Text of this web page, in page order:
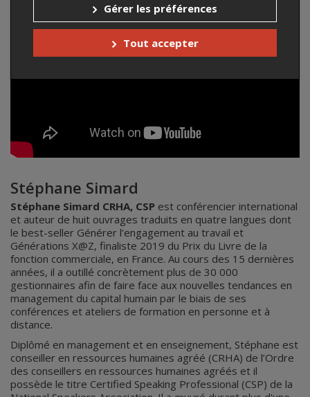
Stéphane Simard
Stéphane Simard CRHA, CSP est conférencier international
et auteur de huit ouvrages traduits en quatre langues dont
le best-seller Générer l’engagement au travail et
Générations X@Z, finaliste 2019 du Prix du Livre de la
fonction commerciale, en France. Au cours des 15 dernières
années, il a outillé concrètement plus de 30 000
gestionnaires afin de faire face aux nouvelles tendances en
management du capital humain par le biais de ses
conférences et ateliers de formation en personne et à
distance.
Diplômé en management et en enseignement, Stéphane est
conseiller en ressources humaines agréé (CRHA) de l’Ordre
des conseillers en ressources humaines agréés et il
possède le titre Certified Speaking Professional (CSP) de la
Gérer les préférences
Tout accepter